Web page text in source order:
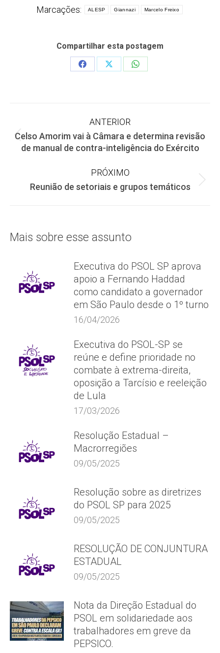
Marcações: ALESP Giannazi Marcelo Freixo
Compartilhar esta postagem
Share
Share
Share
Navegação
de
ANTERIOR
Post
anterior:
Celso Amorim vai à Câmara e determina revisão
de manual de contra-inteligência do Exército
PRÓXIMO
Próximo
Reunião de setoriais e grupos temáticos
Mais sobre esse assunto
Executiva do PSOL SP aprova
apoio a Fernando Haddad
como candidato a governador
em São Paulo desde o 1º turno
16/04/2026
Executiva do PSOL-SP se
reúne e define prioridade no
combate à extrema-direita,
oposição a Tarcísio e reeleição
de Lula
17/03/2026
Resolução Estadual –
Macrorregiões
09/05/2025
Resolução sobre as diretrizes
do PSOL SP para 2025
09/05/2025
RESOLUÇÃO DE CONJUNTURA
ESTADUAL
09/05/2025
Nota da Direção Estadual do
PSOL em solidariedade aos
trabalhadores em greve da
PEPSICO.